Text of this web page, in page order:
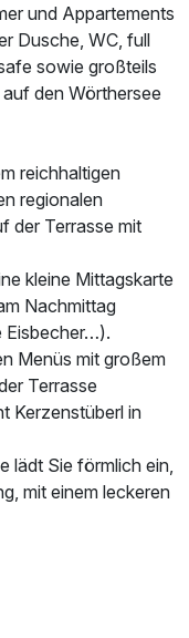
p.P. ab1.120,00 €
und Appartements
Dusche, WC, full
sowie großteils
den Wörthersee
reichhaltigen
regionalen
der Terrasse mit
kleine Mittagskarte
Nachmittag
Eisbecher…).
Menüs mit großem
Terrasse
Kerzenstüberl in
lädt Sie förmlich ein,
mit einem leckeren